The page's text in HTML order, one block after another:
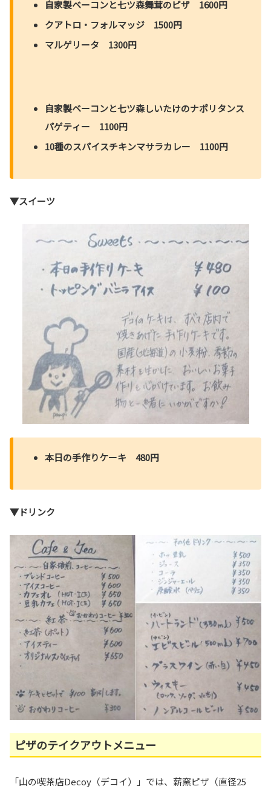
自家製ベーコンと七ツ森舞茸のピザ 1600円
クアトロ・フォルマッジ 1500円
マルゲリータ 1300円
自家製ベーコンと七ツ森しいたけのナポリタンス
パゲティー 1100円
10種のスパイスチキンマサラカレー 1100円
▼スイーツ
本日の手作りケーキ 480円
▼ドリンク
ピザのテイクアウトメニュー
「山の喫茶店Decoy（デコイ）」では、薪窯ピザ（直径25